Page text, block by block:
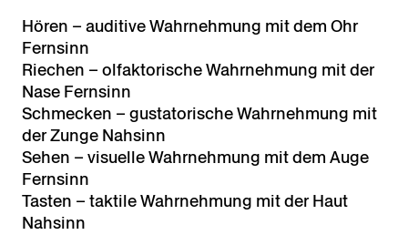
Hören – auditive Wahrnehmung mit dem Ohr
Fernsinn
Riechen – olfaktorische Wahrnehmung mit der
Nase Fernsinn
Schmecken – gustatorische Wahrnehmung mit
der Zunge Nahsinn
Sehen – visuelle Wahrnehmung mit dem Auge
Fernsinn
Tasten – taktile Wahrnehmung mit der Haut
Nahsinn